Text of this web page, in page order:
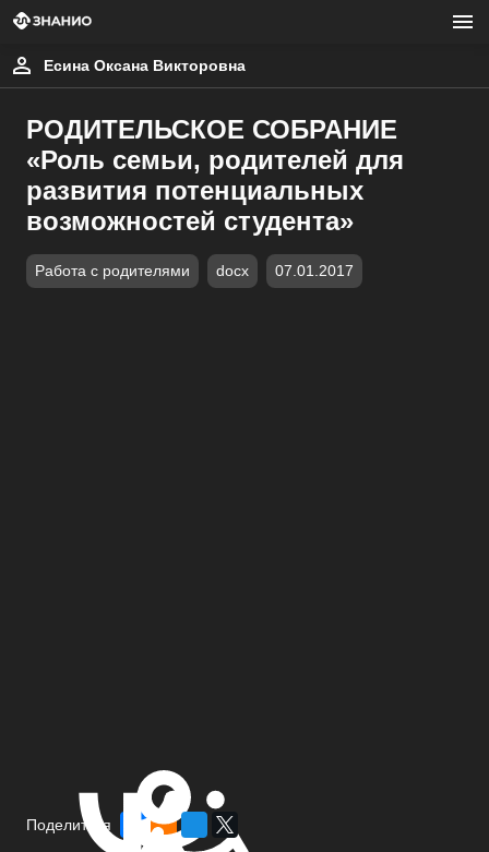
Есина Оксана Викторовна
РОДИТЕЛЬСКОЕ СОБРАНИЕ
«Роль семьи, родителей для
развития потенциальных
возможностей студента»
Работа с родителями docx 07.01.2017
Поделиться